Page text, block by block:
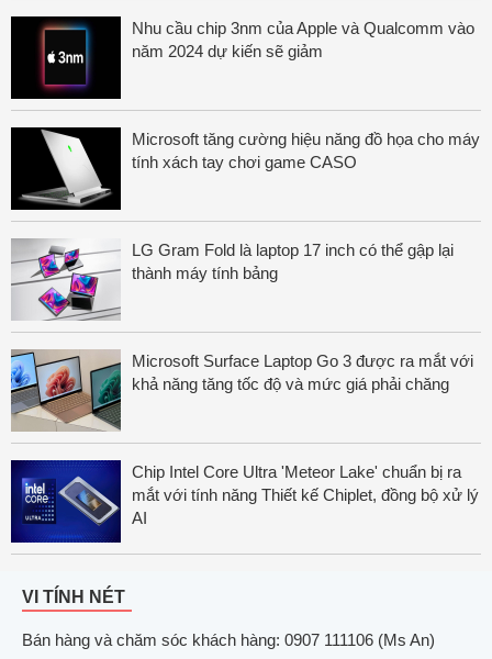
Nhu cầu chip 3nm của Apple và Qualcomm vào
năm 2024 dự kiến sẽ giảm
Microsoft tăng cường hiệu năng đồ họa cho máy
tính xách tay chơi game CASO
LG Gram Fold là laptop 17 inch có thể gập lại
thành máy tính bảng
Microsoft Surface Laptop Go 3 được ra mắt với
khả năng tăng tốc độ và mức giá phải chăng
Chip Intel Core Ultra 'Meteor Lake' chuẩn bị ra
mắt với tính năng Thiết kế Chiplet, đồng bộ xử lý
AI
VI TÍNH NÉT
Bán hàng và chăm sóc khách hàng: 0907 111106 (Ms An)